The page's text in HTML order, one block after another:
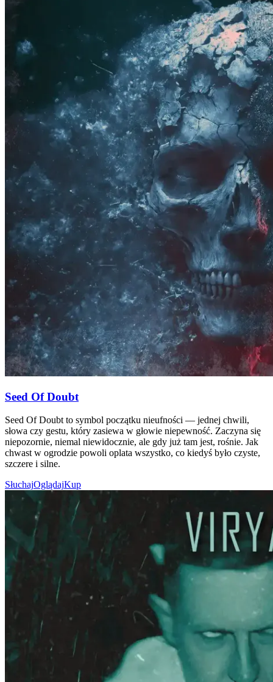
Seed Of Doubt
Seed Of Doubt to symbol początku nieufności — jednej chwili,
słowa czy gestu, który zasiewa w głowie niepewność. Zaczyna się
niepozornie, niemal niewidocznie, ale gdy już tam jest, rośnie. Jak
chwast w ogrodzie powoli oplata wszystko, co kiedyś było czyste,
szczere i silne.
SłuchajOglądajKup